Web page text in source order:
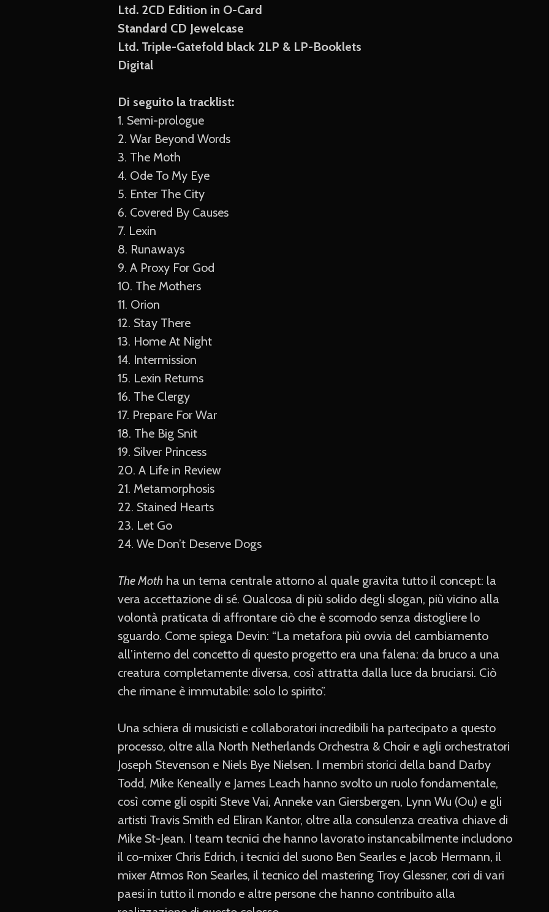
Ltd. 2CD Edition in O-Card
Standard CD Jewelcase
Ltd. Triple-Gatefold black 2LP & LP-Booklets
Digital
Di seguito la tracklist:
1. Semi-prologue
2. War Beyond Words
3. The Moth
4. Ode To My Eye
5. Enter The City
6. Covered By Causes
7. Lexin
8. Runaways
9. A Proxy For God
10. The Mothers
11. Orion
12. Stay There
13. Home At Night
14. Intermission
15. Lexin Returns
16. The Clergy
17. Prepare For War
18. The Big Snit
19. Silver Princess
20. A Life in Review
21. Metamorphosis
22. Stained Hearts
23. Let Go
24. We Don’t Deserve Dogs
The Moth ha un tema centrale attorno al quale gravita tutto il concept: la
vera accettazione di sé. Qualcosa di più solido degli slogan, più vicino alla
volontà praticata di affrontare ciò che è scomodo senza distogliere lo
sguardo. Come spiega Devin: “La metafora più ovvia del cambiamento
all’interno del concetto di questo progetto era una falena: da bruco a una
creatura completamente diversa, così attratta dalla luce da bruciarsi. Ciò
che rimane è immutabile: solo lo spirito”.
Una schiera di musicisti e collaboratori incredibili ha partecipato a questo
processo, oltre alla North Netherlands Orchestra & Choir e agli orchestratori
Joseph Stevenson e Niels Bye Nielsen. I membri storici della band Darby
Todd, Mike Keneally e James Leach hanno svolto un ruolo fondamentale,
così come gli ospiti Steve Vai, Anneke van Giersbergen, Lynn Wu (Ou) e gli
artisti Travis Smith ed Eliran Kantor, oltre alla consulenza creativa chiave di
Mike St-Jean. I team tecnici che hanno lavorato instancabilmente includono
il co-mixer Chris Edrich, i tecnici del suono Ben Searles e Jacob Hermann, il
mixer Atmos Ron Searles, il tecnico del mastering Troy Glessner, cori di vari
paesi in tutto il mondo e altre persone che hanno contribuito alla